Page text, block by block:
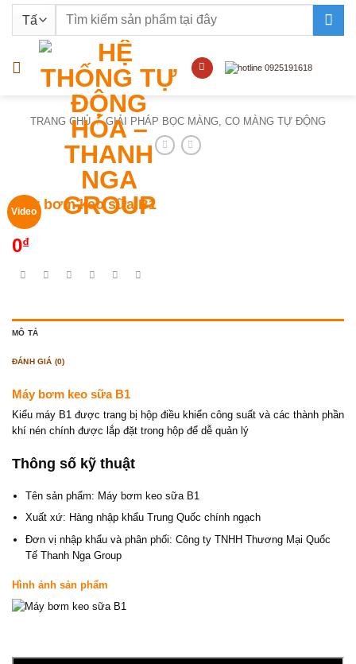
nội
Tìm
TRANG CHỦ / GIẢI PHÁP BỌC MÀNG, CO MÀNG TỰ ĐỘNG
Video
Máy bơm keo sữa B1
0₫
MÔ TẢ
ĐÁNH GIÁ (0)
Máy bơm keo sữa B1
Kiểu máy B1 được trang bị hộp điều khiển công suất và các thành phần
khí nén chính được lắp đặt trong hộp để dễ quản lý
Thông số kỹ thuật
Tên sản phẩm: Máy bơm keo sữa B1
Xuất xứ: Hàng nhập khẩu Trung Quốc chính ngạch
Đơn vị nhập khẩu và phân phối: Công ty TNHH Thương Mại Quốc
Tế Thanh Nga Group
Hình ảnh sản phẩm